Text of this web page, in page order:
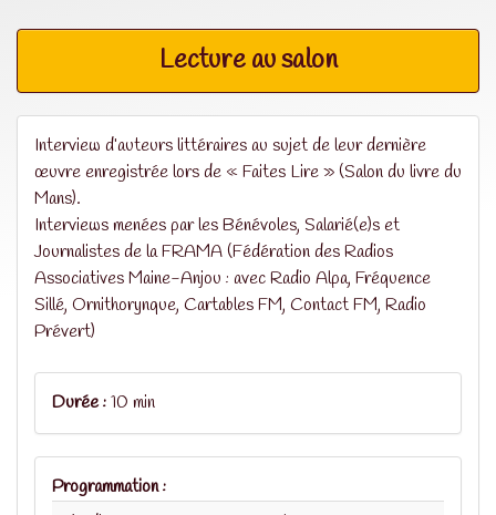
Lecture au salon
Interview d’auteurs littéraires au sujet de leur dernière
œuvre enregistrée lors de « Faites Lire » (Salon du livre du
Mans).
Interviews menées par les Bénévoles, Salarié(e)s et
Journalistes de la FRAMA (Fédération des Radios
Associatives Maine-Anjou : avec Radio Alpa, Fréquence
Sillé, Ornithorynque, Cartables FM, Contact FM, Radio
Prévert)
Durée :10 min
Programmation :